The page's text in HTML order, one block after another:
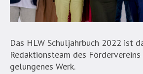
Das HLW Schuljahrbuch 2022 ist
Redaktionsteam des
gelungenes Werk.